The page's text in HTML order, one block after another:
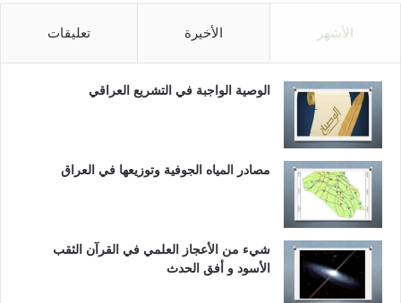
الأشهر الأخيرة تعليقات
الوصية الواجبة في التشريع العراقي
مصادر المياه الجوفية وتوزيعها في العراق
شيء من الأعجاز العلمي في القرآن الثقب
الأسود و أفق الحدث